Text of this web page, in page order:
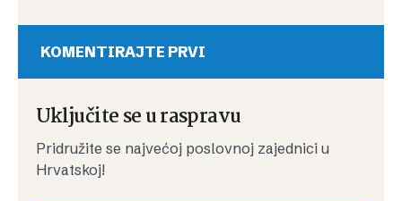
KOMENTIRAJTE PRVI
Uključite se u raspravu
Pridružite se najvećoj poslovnoj zajednici u
Hrvatskoj!